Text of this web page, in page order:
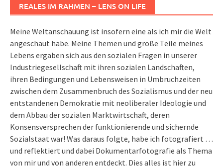
REALES IM RAHMEN – LENS ON LIFE
Meine Weltanschauung ist insofern eine als ich mir die Welt
angeschaut habe. Meine Themen und große Teile meines
Lebens ergaben sich aus den sozialen Fragen in unserer
Industriegesellschaft mit ihren sozialen Landschaften,
ihren Bedingungen und Lebensweisen in Umbruchzeiten
zwischen dem Zusammenbruch des Sozialismus und der neu
entstandenen Demokratie mit neoliberaler Ideologie und
dem Abbau der sozialen Marktwirtschaft, deren
Konsensversprechen der funktionierende und sichernde
Sozialstaat war! Was daraus folgte, habe ich fotografiert …
und reflektiert und dabei Dokumentarfotografie als Thema
von mir und von anderen entdeckt. Dies alles ist hier zu